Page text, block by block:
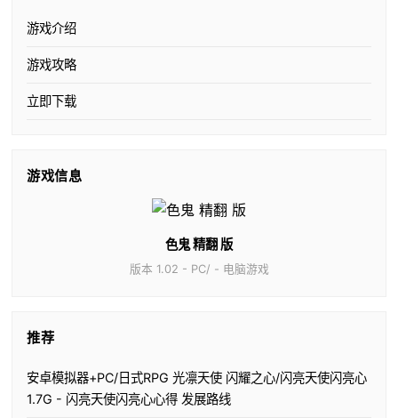
游戏介绍
游戏攻略
立即下载
游戏信息
色鬼 精翻 版
版本 1.02 - PC/ - 电脑游戏
推荐
安卓模拟器+PC/日式RPG 光凛天使 闪耀之心/闪亮天使闪亮心
1.7G - 闪亮天使闪亮心心得 发展路线